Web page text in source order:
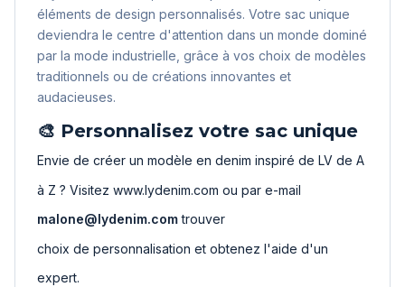
éléments de design personnalisés. Votre sac unique
deviendra le centre d'attention dans un monde dominé
par la mode industrielle, grâce à vos choix de modèles
traditionnels ou de créations innovantes et
audacieuses.
🎨 Personnalisez votre sac unique
Envie de créer un modèle en denim inspiré de LV de A
à Z ? Visitez www.lydenim.com ou par e-mail
malone@lydenim.comtrouver
choix de personnalisation et obtenez l'aide d'un
expert.